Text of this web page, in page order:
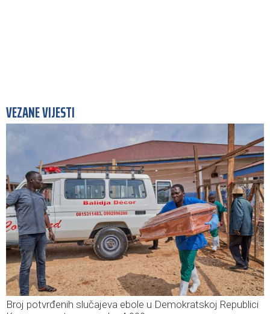
VEZANE VIJESTI
Broj potvrđenih slučajeva ebole u Demokratskoj Republici